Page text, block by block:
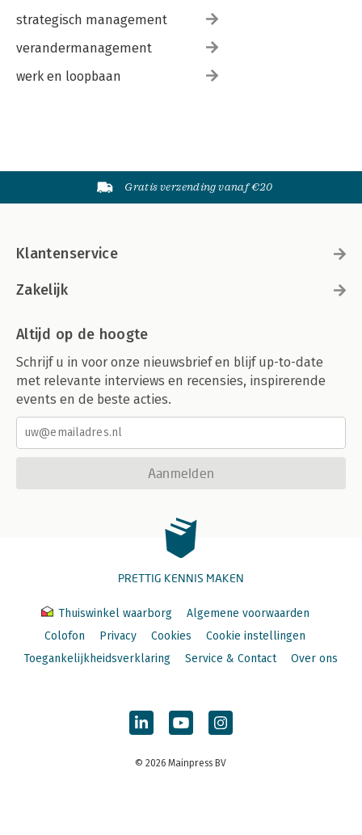
strategisch management
verandermanagement
werk en loopbaan
Gratis verzending vanaf €20
Klantenservice
Zakelijk
Altijd op de hoogte
Schrijf u in voor onze nieuwsbrief en blijf up-to-date
met relevante interviews en recensies, inspirerende
events en de beste acties.
Aanmelden
PRETTIG KENNIS MAKEN
Thuiswinkel waarborg
Algemene voorwaarden
Colofon
Privacy Cookies
Cookie instellingen
Toegankelijkheidsverklaring
Service & Contact Over ons
© 2026 Mainpress BV